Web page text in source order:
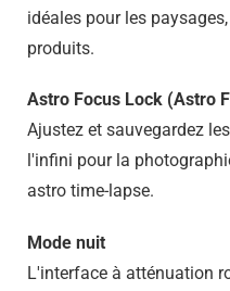
idéales pour les
produits.
Astro Focus Lock (Astro
Ajustez et sauvegardez
l'infini pour la
astro time-lapse.
Mode nuit
L'interface à atténuation